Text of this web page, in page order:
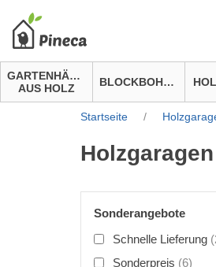
GARTENHÄUSER
AUS HOLZ
BLOCKBOHLENHÄUSER
Startseite /
Sonderangebote
Schnelle Lieferung
Sonderpreis (6)